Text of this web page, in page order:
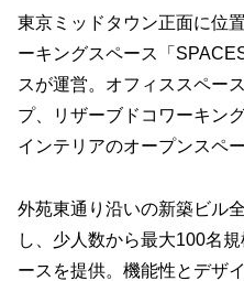
東京ミッドタウン正面に位
ーキングスペース「
スが運営。オフィススペー
プ、リザーブドコワーキン
インテリアのオープンスペ
外苑東通り沿いの新築ビル
し、少人数から最大100名
ースを提供。機能性とデザ